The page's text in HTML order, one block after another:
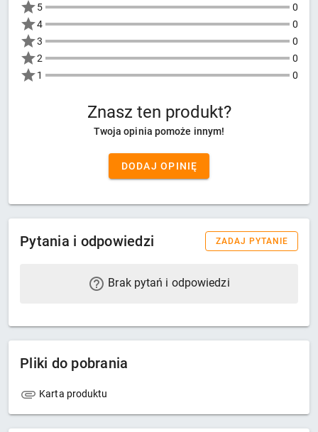
5
0
4
0
3
0
2
0
1
0
Znasz ten produkt?
Twoja opinia pomoże innym!
DODAJ OPINIĘ
Pytania i odpowiedzi ZADAJ PYTANIE
Brak pytań i odpowiedzi
Pliki do pobrania
Karta produktu